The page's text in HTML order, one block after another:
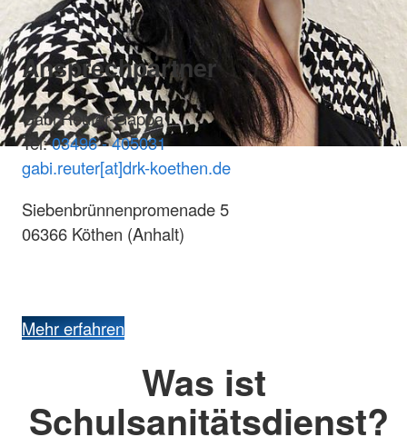
Ansprechpartner
Gabi Reuter-Gappa
Tel:03496 - 405031
gabi.reuter[at]drk-koethen.de
Siebenbrünnenpromenade 5
06366 Köthen (Anhalt)
Mehr erfahren
Was ist
Schulsanitätsdienst?